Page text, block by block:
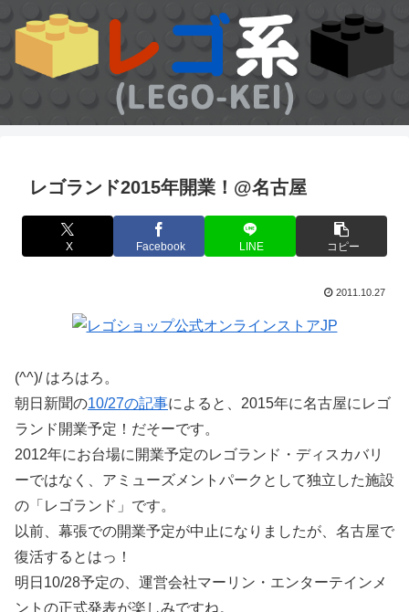
レゴランド2015年開業！@名古屋
X Facebook LINE コピー
2011.10.27
(^^)/ はろはろ。
朝日新聞の10/27の記事によると、2015年に名古屋にレゴ
ランド開業予定！だそーです。
2012年にお台場に開業予定のレゴランド・ディスカバリ
ーではなく、アミューズメントパークとして独立した施設
の「レゴランド」です。
以前、幕張での開業予定が中止になりましたが、名古屋で
復活するとはっ！
明日10/28予定の、運営会社マーリン・エンターテインメ
ントの正式発表が楽しみですね。